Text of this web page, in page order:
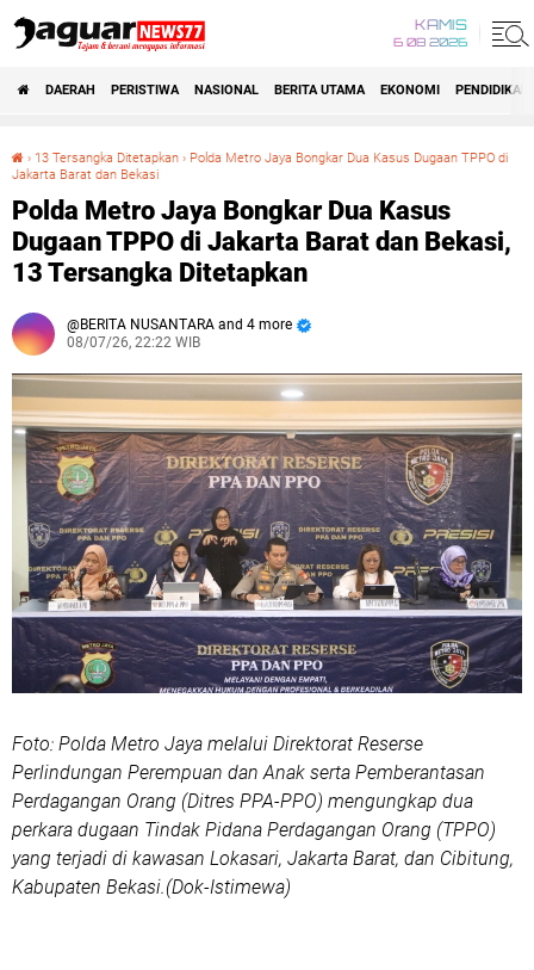
KAMIS
6 08 2026
DAERAH PERISTIWA NASIONAL BERITA UTAMA EKONOMI PENDIDIKAN
› 13 Tersangka Ditetapkan › ‎Polda Metro Jaya Bongkar Dua Kasus Dugaan TPPO di
Jakarta Barat dan Bekasi
‎Polda Metro Jaya Bongkar Dua Kasus
Dugaan TPPO di Jakarta Barat dan Bekasi,
13 Tersangka Ditetapkan
BERITA NUSANTARA and 4 more
08/07/26, 22:22 WIB
Foto: Polda Metro Jaya melalui Direktorat Reserse
Perlindungan Perempuan dan Anak serta Pemberantasan
Perdagangan Orang (Ditres PPA-PPO) mengungkap dua
perkara dugaan Tindak Pidana Perdagangan Orang (TPPO)
yang terjadi di kawasan Lokasari, Jakarta Barat, dan Cibitung,
Kabupaten Bekasi.(Dok-Istimewa)